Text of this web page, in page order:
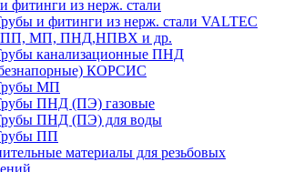
фитинги из нерж. стали
и фитинги из нерж. стали VALTEC
ПП, МП, ПНД,НПВХ и др.
канализационные ПНД
КОРСИС
МП
ПНД (ПЭ) газовые
ПНД (ПЭ) для воды
ПП
материалы для резьбовых